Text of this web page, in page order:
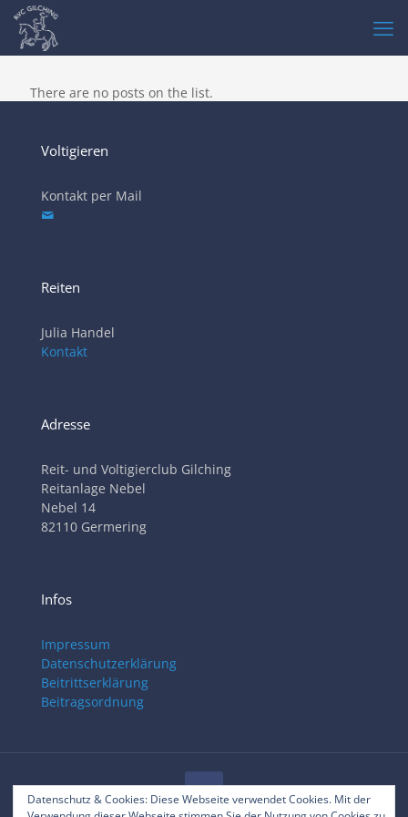
There are no posts on the list.
Voltigieren
Kontakt per Mail
Reiten
Julia Handel
Kontakt
Adresse
Reit- und Voltigierclub Gilching
Reitanlage Nebel
Nebel 14
82110 Germering
Infos
Impressum
Datenschutzerklärung
Beitrittserklärung
Beitragsordnung
Datenschutz & Cookies: Diese Webseite verwendet Cookies. Mit der